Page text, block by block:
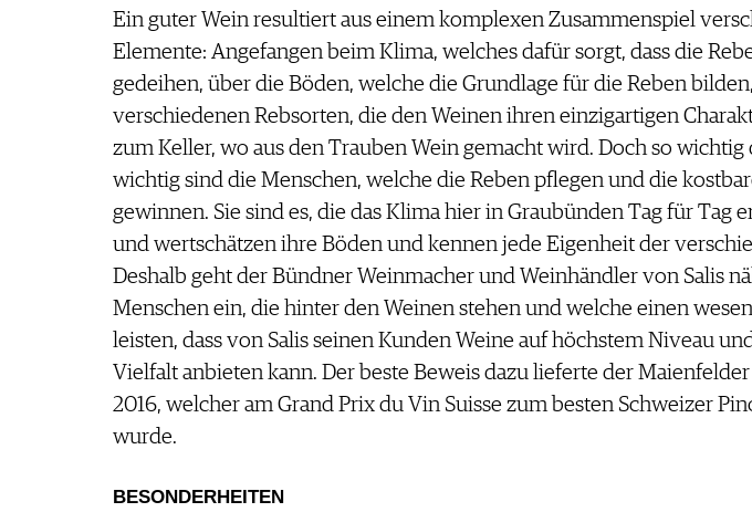
Ein guter Wein resultiert aus einem komplexen Zusammenspiel
Elemente: Angefangen beim Klima, welches dafür sorgt, dass die
gedeihen, über die Böden, welche die Grundlage für die Reben
verschiedenen Rebsorten, die den Weinen ihren einzigartigen
zum Keller, wo aus den Trauben Wein gemacht wird. Doch so wichtig
wichtig sind die Menschen, welche die Reben pflegen und die
gewinnen. Sie sind es, die das Klima hier in Graubünden Tag für Tag
und wertschätzen ihre Böden und kennen jede Eigenheit der
Deshalb geht der Bündner Weinmacher und Weinhändler von Salis
Menschen ein, die hinter den Weinen stehen und welche einen
leisten, dass von Salis seinen Kunden Weine auf höchstem Niveau
Vielfalt anbieten kann. Der beste Beweis dazu lieferte der
2016, welcher am Grand Prix du Vin Suisse zum besten Schweizer
wurde.
BESONDERHEITEN